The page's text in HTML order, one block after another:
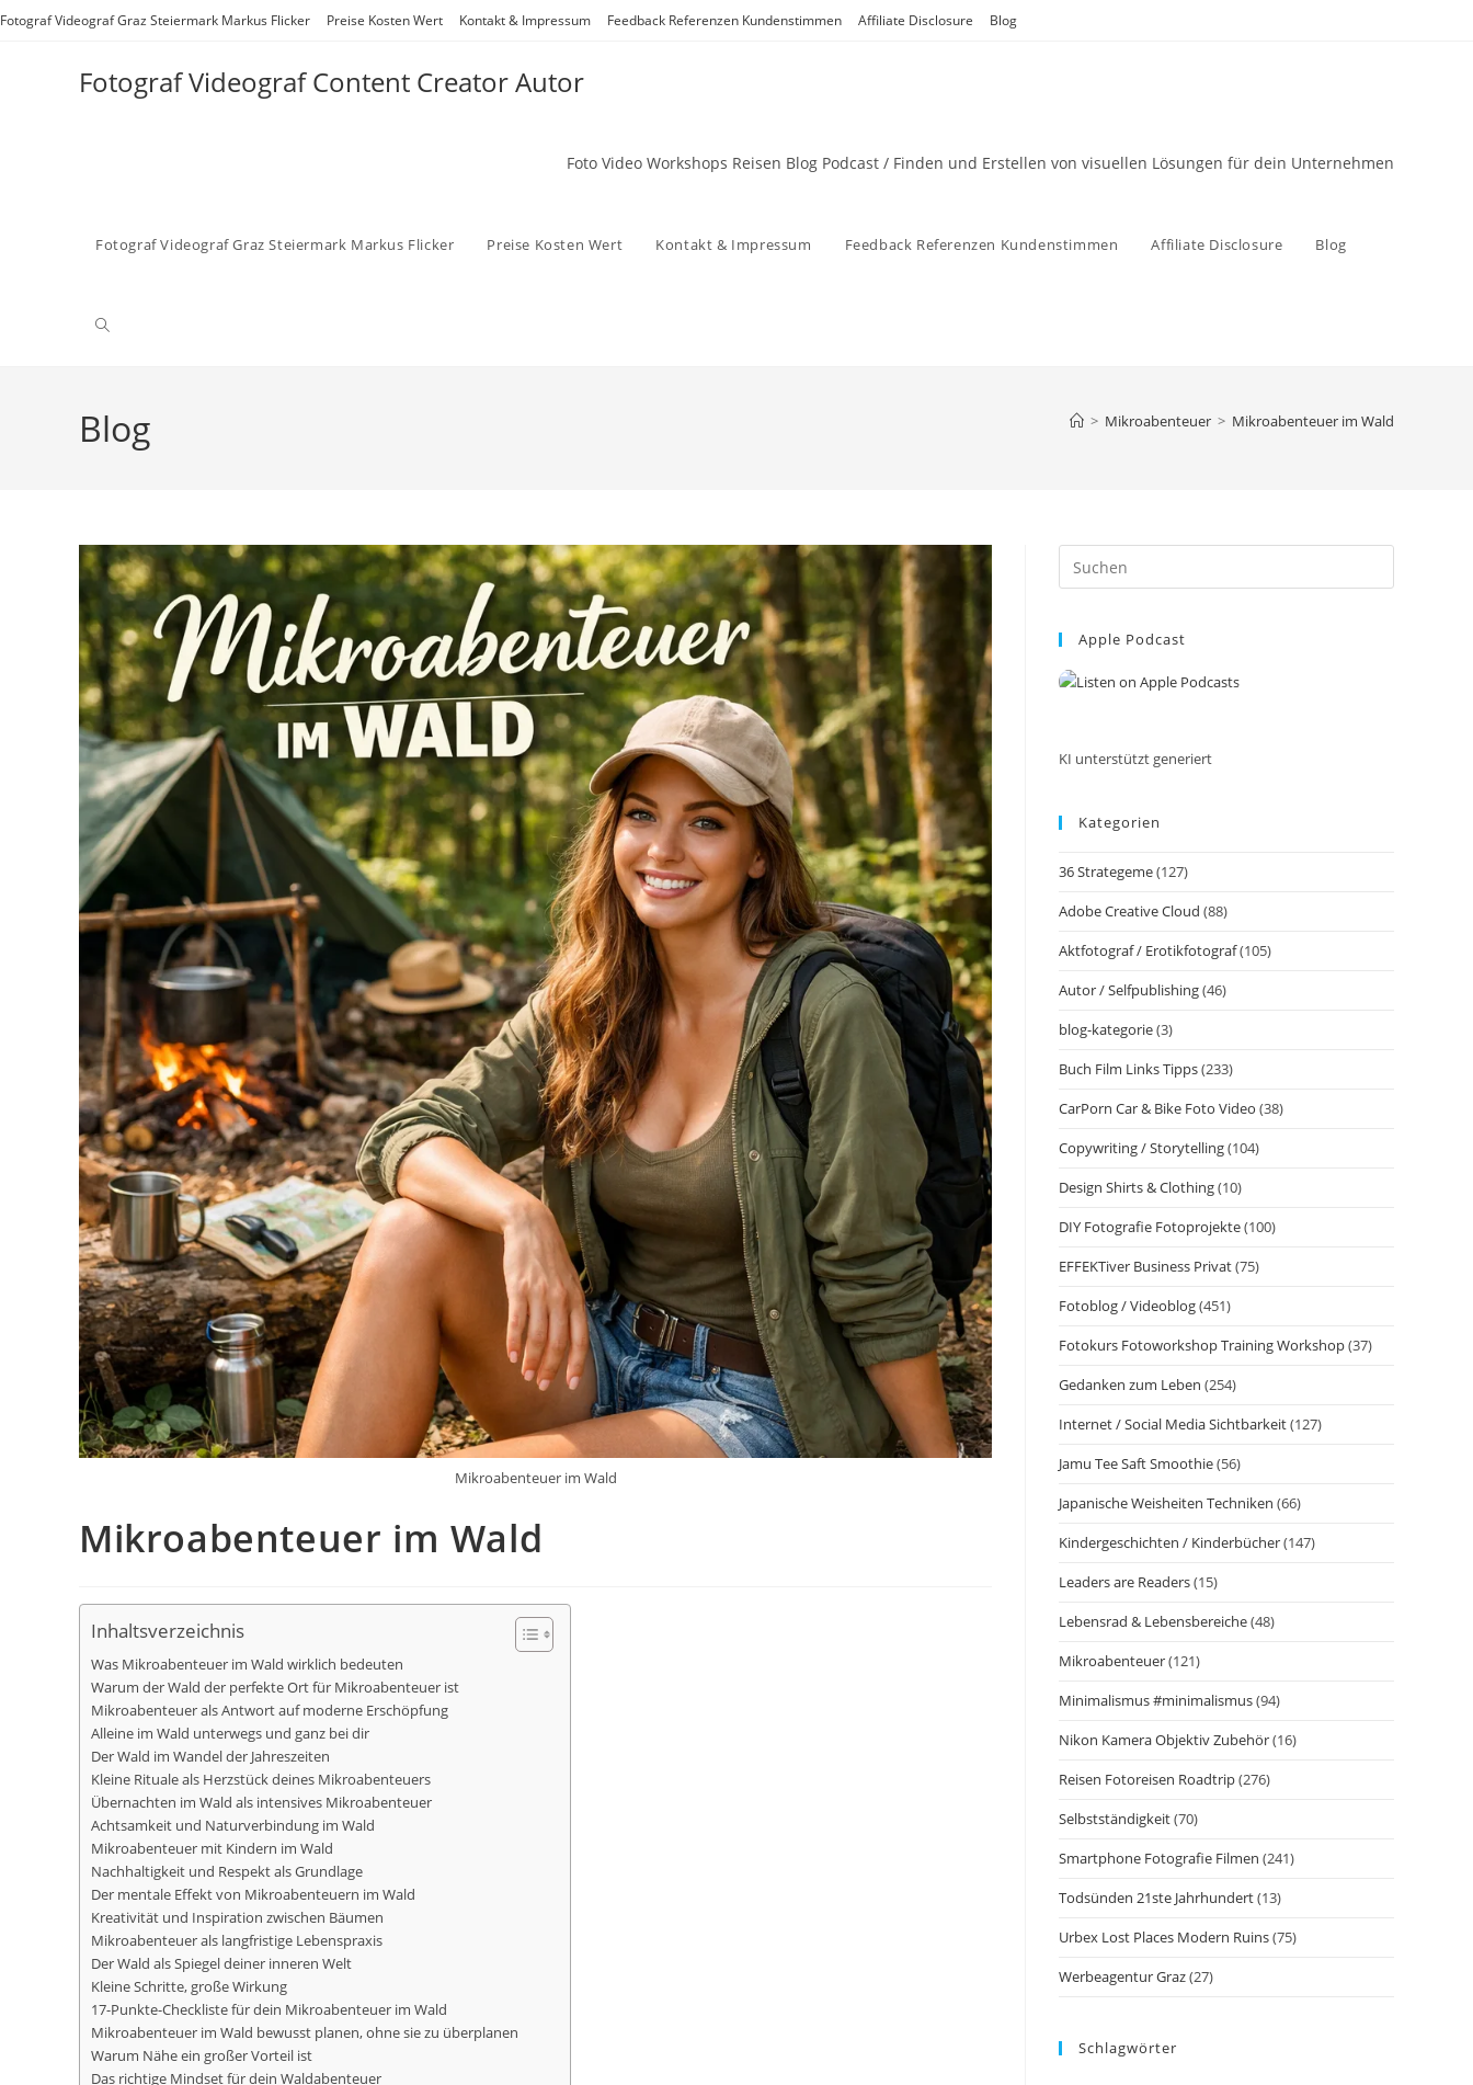
Zum
Fotograf Videograf Graz Steiermark Markus Flicker Preise Kosten Wert Kontakt & Impressum Feedback Referenzen Kundenstimmen Affiliate Disclosure Blog
Fotograf Videograf Content Creator Autor
Foto Video Workshops Reisen Blog Podcast / Finden und Erstellen von visuellen Lösungen für dein Unternehmen
Fotograf Videograf Graz Steiermark Markus Flicker Preise Kosten Wert Kontakt & Impressum Feedback Referenzen Kundenstimmen Affiliate Disclosure Blog
Website-
Blog > Mikroabenteuer > Mikroabenteuer im Wald
Mikroabenteuer im Wald
Mikroabenteuer im Wald
Inhaltsverzeichnis
Was Mikroabenteuer im Wald wirklich bedeuten
Warum der Wald der perfekte Ort für Mikroabenteuer ist
Mikroabenteuer als Antwort auf moderne Erschöpfung
Alleine im Wald unterwegs und ganz bei dir
Der Wald im Wandel der Jahreszeiten
Kleine Rituale als Herzstück deines Mikroabenteuers
Übernachten im Wald als intensives Mikroabenteuer
Achtsamkeit und Naturverbindung im Wald
Mikroabenteuer mit Kindern im Wald
Nachhaltigkeit und Respekt als Grundlage
Der mentale Effekt von Mikroabenteuern im Wald
Kreativität und Inspiration zwischen Bäumen
Mikroabenteuer als langfristige Lebenspraxis
Der Wald als Spiegel deiner inneren Welt
Kleine Schritte, große Wirkung
17-Punkte-Checkliste für dein Mikroabenteuer im Wald
Mikroabenteuer im Wald bewusst planen, ohne sie zu überplanen
Warum Nähe ein großer Vorteil ist
Das richtige Mindset für dein Waldabenteuer
Escape
Apple Podcast
KI unterstützt generiert
Kategorien
36 Strategeme(127)
Adobe Creative Cloud (88)
Aktfotograf / Erotikfotograf(105)
Autor / Selfpublishing(46)
blog-kategorie(3)
Buch Film Links Tipps(233)
CarPorn Car & Bike Foto Video (38)
Copywriting / Storytelling(104)
Design Shirts & Clothing(10)
DIY Fotografie Fotoprojekte(100)
EFFEKTiver Business Privat(75)
Fotoblog / Videoblog(451)
Fotokurs Fotoworkshop Training Workshop(37)
Gedanken zum Leben (254)
Internet / Social Media Sichtbarkeit(127)
Jamu Tee Saft Smoothie(56)
Japanische Weisheiten Techniken (66)
Kindergeschichten / Kinderbücher(147)
Leaders are Readers(15)
Lebensrad & Lebensbereiche(48)
Mikroabenteuer(121)
Minimalismus #minimalismus(94)
Nikon Kamera Objektiv Zubehör(16)
Reisen Fotoreisen Roadtrip(276)
Selbstständigkeit(70)
Smartphone Fotografie Filmen (241)
Todsünden 21ste Jahrhundert(13)
Urbex Lost Places Modern Ruins(75)
Werbeagentur Graz(27)
Schlagwörter